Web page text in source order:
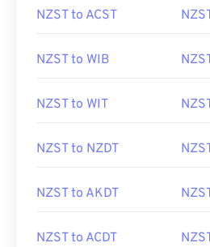
NZST to ACST
NZST to WIB
NZST to WIT
NZST to NZDT
NZST to AKDT
NZST to ACDT